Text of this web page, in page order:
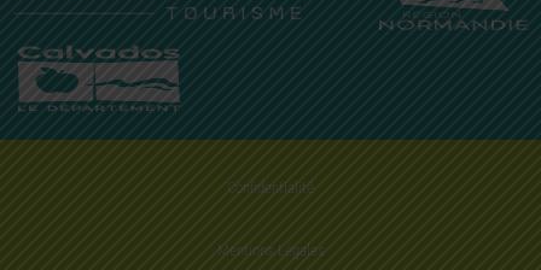
Confidentialité
Mentions Légales